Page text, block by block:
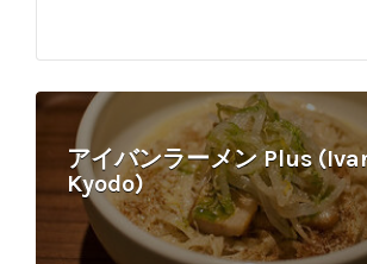
アイバンラーメン Plus
Kyodo)